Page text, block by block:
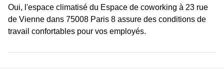
Oui, l'espace climatisé du Espace de coworking à 23 rue
de Vienne dans 75008 Paris 8 assure des conditions de
travail confortables pour vos employés.